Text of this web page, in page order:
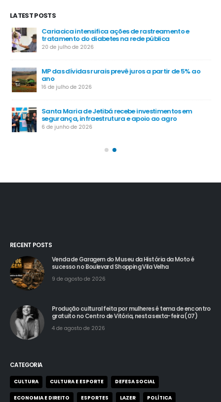
LATEST POSTS
Cariacica intensifica ações de rastreamento e
tratamento do diabetes na rede pública
20 de julho de 2026
MP das dívidas rurais prevê juros a partir de 5% ao
ano
16 de julho de 2026
Santa Maria de Jetibá recebe investimentos em
segurança, infraestrutura e apoio ao agro
6 de junho de 2026
RECENT POSTS
Venda de Garagem do Museu da História da Moto é
sucesso no Boulevard Shopping Vila Velha
9 de agosto de 2026
Produção cultural feita por mulheres é tema de encontro
gratuito no Centro de Vitória, nesta sexta-feira (07)
4 de agosto de 2026
CATEGORIA
CULTURA CULTURA E ESPORTE DEFESA SOCIAL
ECONOMIA E DIREITO ESPORTES LAZER POLÍTICA